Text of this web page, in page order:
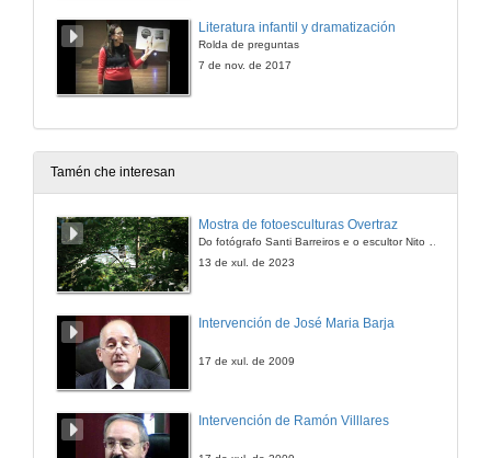
Literatura infantil y dramatización
Rolda de preguntas
7 de nov. de 2017
Tamén che interesan
Mostra de fotoesculturas Overtraz
13 de xul. de 2023
Intervención de José Maria Barja
17 de xul. de 2009
Intervención de Ramón Villlares